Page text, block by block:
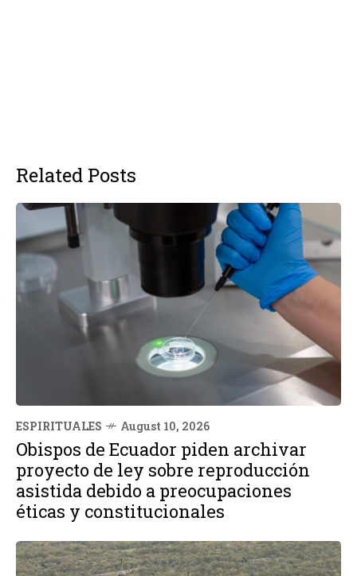
Related Posts
ESPIRITUALES August 10, 2026
Obispos de Ecuador piden archivar
proyecto de ley sobre reproducción
asistida debido a preocupaciones
éticas y constitucionales